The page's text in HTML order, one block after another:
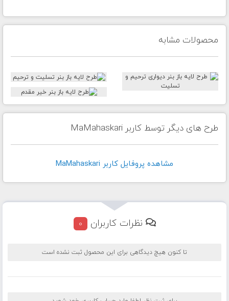
محصولات مشابه
طرح های دیگر توسط کاربر MaMahaskari
مشاهده پروفايل کاربر MaMahaskari
نظرات کاربران 0
تا کنون هیچ دیدگاهی برای این محصول ثبت نشده است